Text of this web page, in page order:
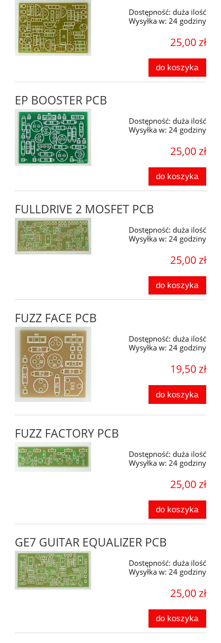
Dostępność: duża ilość
Wysyłka w: 24 godziny
25,00 zł
do koszyka
EP BOOSTER PCB
Dostępność: duża ilość
Wysyłka w: 24 godziny
25,00 zł
do koszyka
FULLDRIVE 2 MOSFET PCB
Dostępność: duża ilość
Wysyłka w: 24 godziny
25,00 zł
do koszyka
FUZZ FACE PCB
Dostępność: duża ilość
Wysyłka w: 24 godziny
19,50 zł
do koszyka
FUZZ FACTORY PCB
Dostępność: duża ilość
Wysyłka w: 24 godziny
25,00 zł
do koszyka
GE7 GUITAR EQUALIZER PCB
Dostępność: duża ilość
Wysyłka w: 24 godziny
25,00 zł
do koszyka